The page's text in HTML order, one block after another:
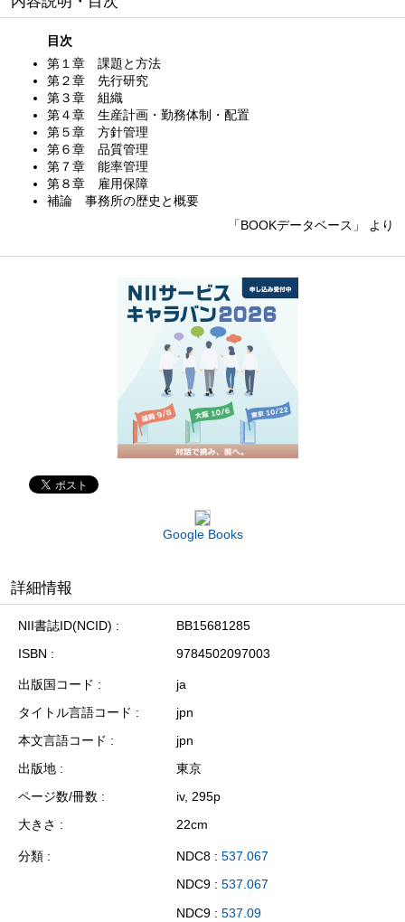
目次
第１章 課題と方法
第２章 先行研究
第３章 組織
第４章 生産計画・勤務体制・配置
第５章 方針管理
第６章 品質管理
第７章 能率管理
第８章 雇用保障
補論 事務所の歴史と概要
「BOOKデータベース」 より
Google Books
詳細情報
NII書誌ID(NCID)
BB15681285
ISBN
9784502097003
出版国コード
ja
タイトル言語コード
jpn
本文言語コード
jpn
出版地
東京
ページ数/冊数
iv, 295p
大きさ
22cm
分類 NDC8 : 537.067
NDC9 : 537.067
NDC9 : 537.09